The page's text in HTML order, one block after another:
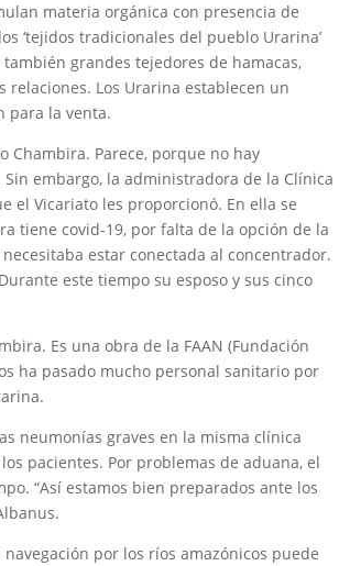
materia orgánica con presencia de
‘tejidos tradicionales del pueblo Urarina’
grandes tejedores de hamacas,
Los Urarina establecen un
para la venta.
Chambira. Parece, porque no hay
embargo, la administradora de la Clínica
el Vicariato les proporcionó. En ella se
tiene covid-19, por falta de la opción de la
estar conectada al concentrador.
este tiempo su esposo y sus cinco
Es una obra de la FAAN (Fundación
ha pasado mucho personal sanitario por
neumonías graves en la misma clínica
pacientes. Por problemas de aduana, el
“Así estamos bien preparados ante los
por los ríos amazónicos puede